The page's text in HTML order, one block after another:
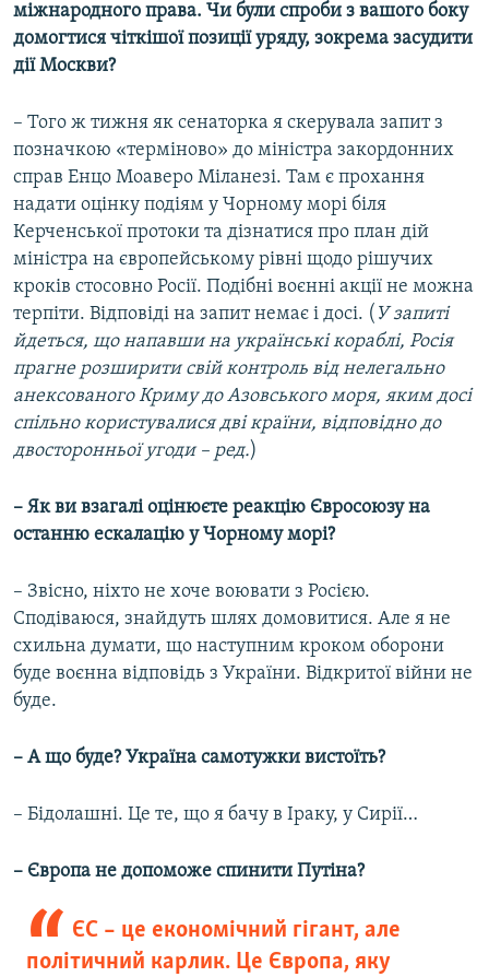
міжнародного права. Чи були спроби з вашого боку
домогтися чіткішої позиції уряду, зокрема засудити
дії Москви?
​– Того ж тижня як сенаторка я скерувала запит з
позначкою «терміново» до міністра закордонних
справ Енцо Моаверо Міланезі. Там є прохання
надати оцінку подіям у Чорному морі біля
Керченської протоки та дізнатися про план дій
міністра на європейському рівні щодо рішучих
кроків стосовно Росії. Подібні воєнні акції не можна
терпіти. Відповіді на запит немає і досі. ( У запиті
йдеться, що напавши на українські кораблі, Росія
прагне розширити свій контроль від нелегально
анексованого Криму до Азовського моря, яким досі
спільно користувалися дві країни, відповідно до
двосторонньої угоди – ред.)
– Як ви взагалі оцінюєте реакцію Євросоюзу на
останню ескалацію у Чорному морі?
– Звісно, ніхто не хоче воювати з Росією.
Сподіваюся, знайдуть шлях домовитися. Але я не
схильна думати, що наступним кроком оборони
буде воєнна відповідь з України. Відкритої війни не
буде.
– А що буде? Україна самотужки вистоїть?
– Бідолашні. Це те, що я бачу в Іраку, у Сирії…
– Європа не допоможе спинити Путіна?
ЄС – це економічний гігант, але
політичний карлик. Це Європа, яку